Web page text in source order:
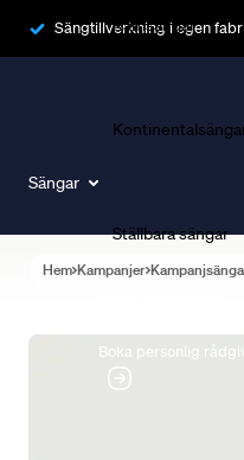
Sängtillverkning i egen
Sängar
Ramsängar
Ställbara sängar
Boka personlig
Hem Kampanjer